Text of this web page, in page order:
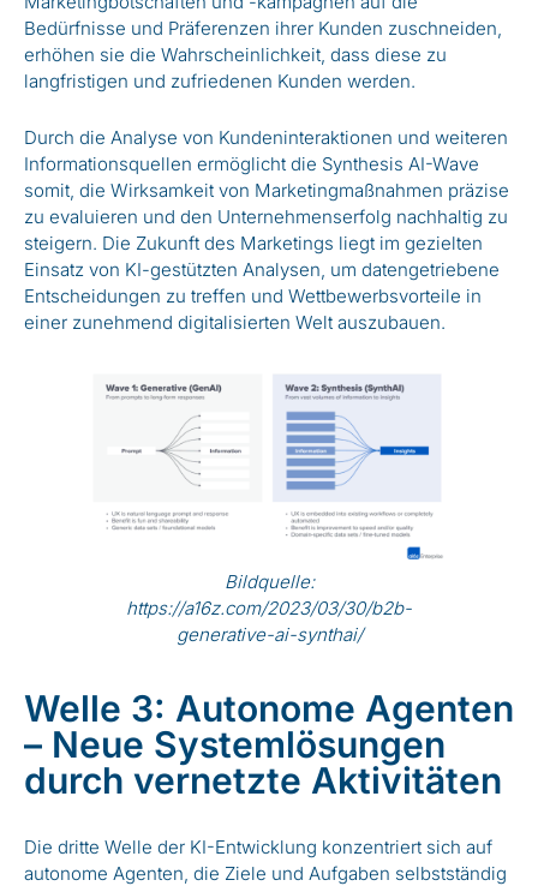
Bedürfnisse und Präferenzen ihrer Kunden zuschneiden,
erhöhen sie die Wahrscheinlichkeit, dass diese zu
langfristigen und zufriedenen Kunden werden.
Durch die Analyse von Kundeninteraktionen und weiteren
Informationsquellen ermöglicht die Synthesis AI-Wave
somit, die Wirksamkeit von Marketingmaßnahmen präzise
zu evaluieren und den Unternehmenserfolg nachhaltig zu
steigern. Die Zukunft des Marketings liegt im gezielten
Einsatz von KI-gestützten Analysen, um datengetriebene
Entscheidungen zu treffen und Wettbewerbsvorteile in
einer zunehmend digitalisierten Welt auszubauen.
Bildquelle:
https://a16z.com/2023/03/30/b2b-
generative-ai-synthai/
Welle 3: Autonome Agenten
– Neue Systemlösungen
durch vernetzte Aktivitäten
Die dritte Welle der KI-Entwicklung konzentriert sich auf
autonome Agenten, die Ziele und Aufgaben selbstständig